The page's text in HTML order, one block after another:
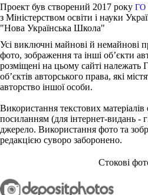
Проект був створений 2017 року ГО
з Міністерством освіти і науки
"Нова Українська Школа"
Усі виключні майнові й немайнові
фото, зображення та інші об’єкти
розміщені на цьому сайті належать
об’єктів авторського права, які
авторство іншої особи.
Використання текстових
посиланням (для інтернет-видань -
джерело. Використання фото та
редакцією суворо заборонено.
Стокові